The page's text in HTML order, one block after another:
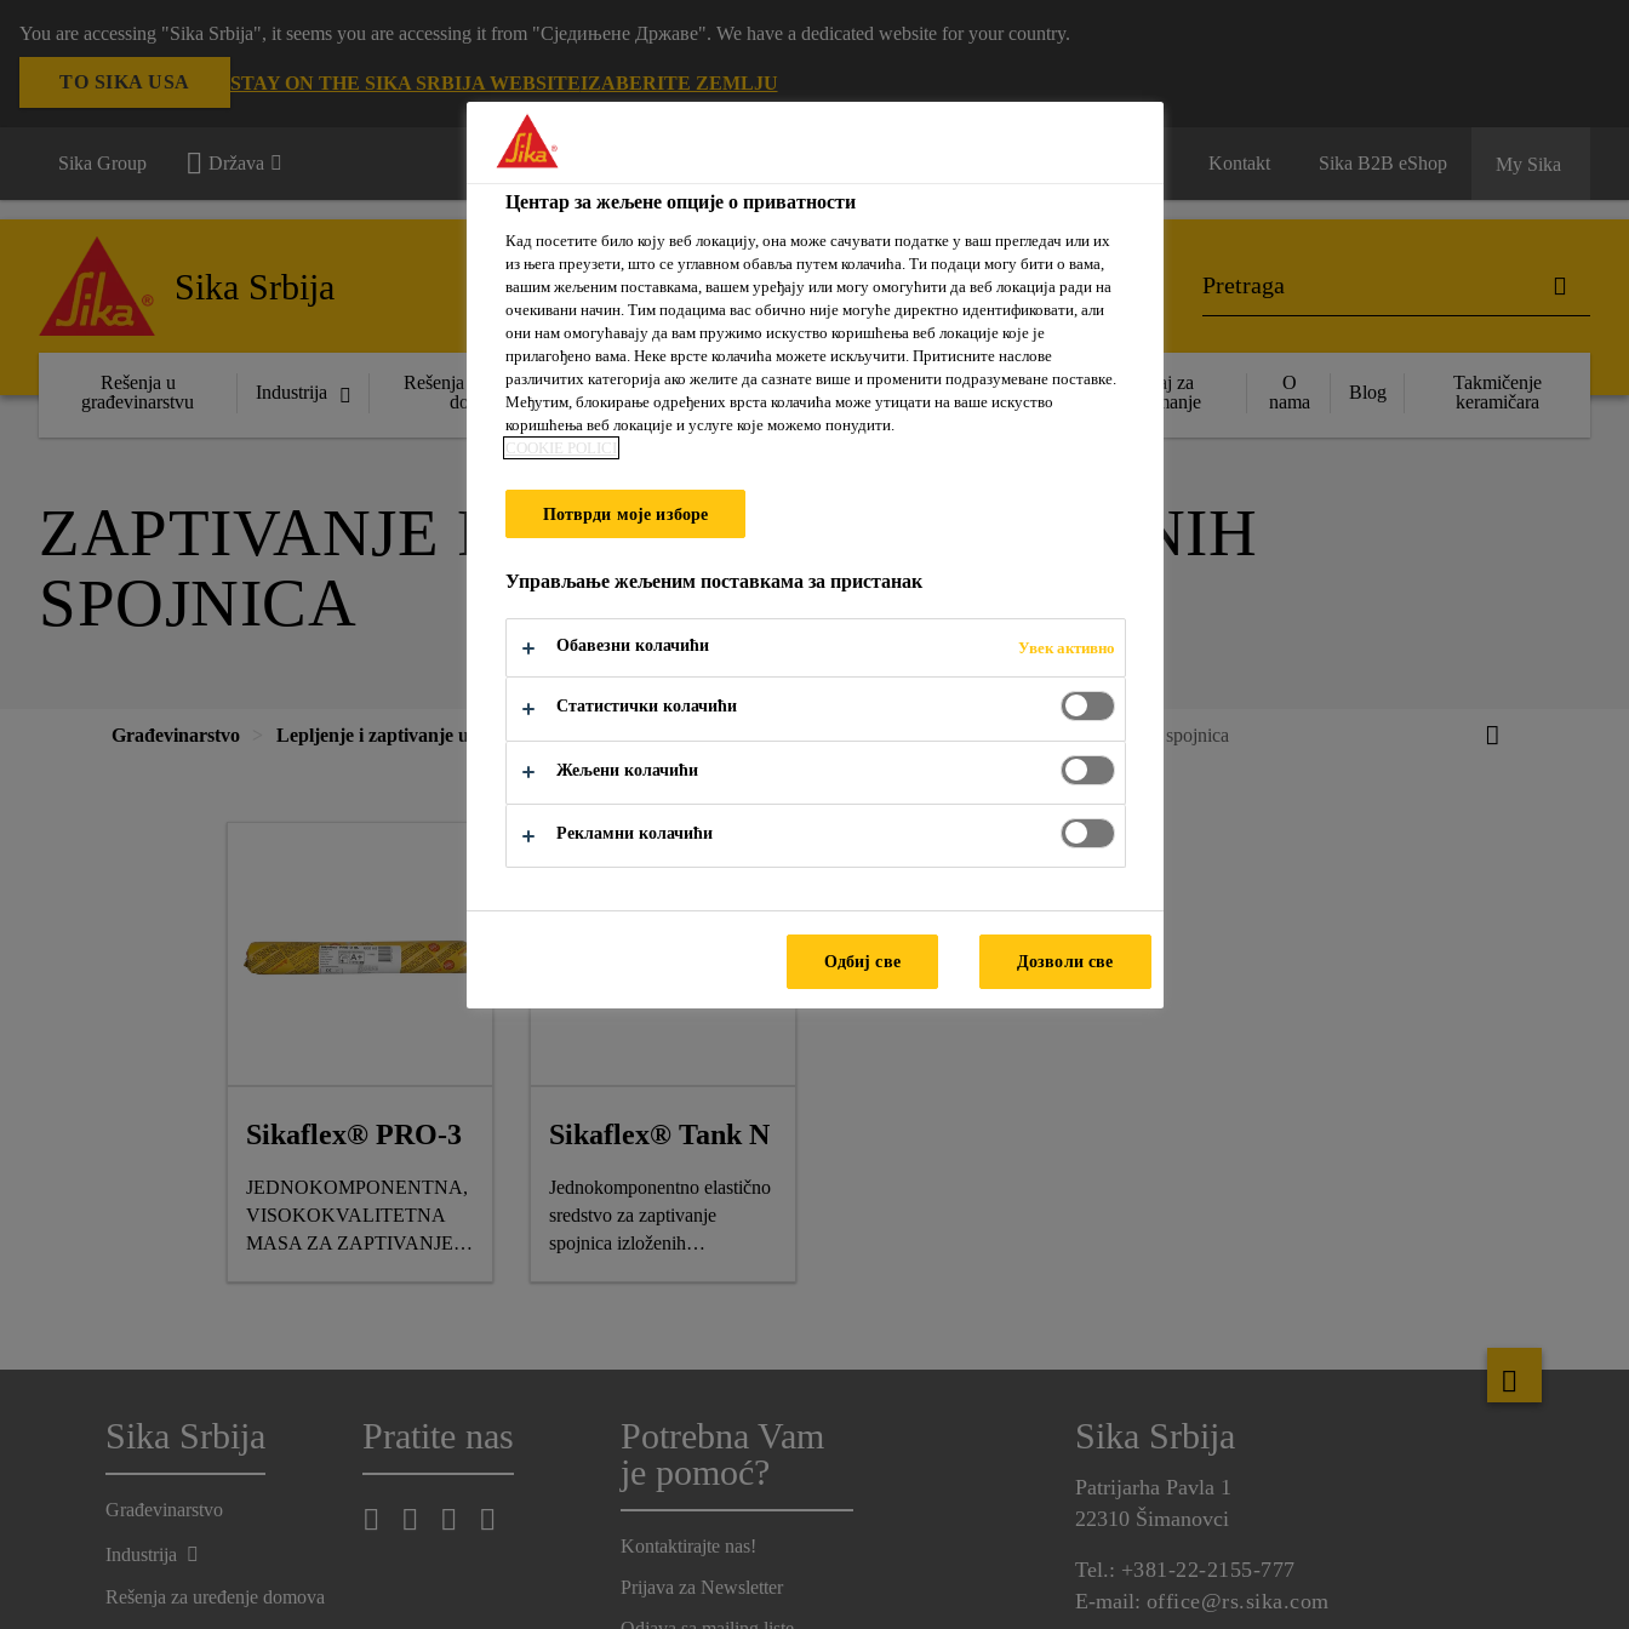
You are accessing "Sika Srbija", it seems you are accessing it from "Сједињене Државе". We have a dedicated website for your country.
TO SIKA USA STAY ON THE SIKA SRBIJA WEBSITEIZABERITE ZEMLJU
Sika Group Država Kontakt Sika B2B eShop My Sika
Sika Srbija
Rešenja u
građevinarstvu
Industrija
Rešenja za uređenje
domova
Prodajna
mesta
Održivi
razvoj
Reference Novosti
Sadržaj za
preuzimanje
O
nama
Blog
Takmičenje
keramičara
ZAPTIVANJE RADNIH I DILATACIONIH
SPOJNICA
Građevinarstvo Lepljenje i zaptivanje u građevinarstvu Zaptivanje radnih i dilatacionih spojnica
Sikaflex® PRO-3
JEDNOKOMPONENTNA,
VISOKOKVALITETNA
MASA ZA ZAPTIVANJE
Sikaflex® Tank N
Jednokomponentno elastično
sredstvo za zaptivanje
spojnica izloženih
Sika Srbija
Građevinarstvo
Industrija
Rešenja za uređenje domova
Pratite nas
Potrebna Vam
je pomoć?
Kontaktirajte nas!
Prijava za Newsletter
Sika Srbija
Patrijarha Pavla 1
22310 Šimanovci
Tel.: +381-22-2155-777
E-mail: office@rs.sika.com
Центар за жељене опције о приватности
Кад посетите било коју веб локацију, она може сачувати податке у ваш прегледач или их
из њега преузети, што се углавном обавља путем колачића. Ти подаци могу бити о вама,
вашим жељеним поставкама, вашем уређају или могу омогућити да веб локација ради на
очекивани начин. Тим подацима вас обично није могуће директно идентификовати, али
они нам омогућавају да вам пружимо искуство коришћења веб локације које је
прилагођено вама. Неке врсте колачића можете искључити. Притисните наслове
различитих категорија ако желите да сазнате више и променити подразумеване поставке.
Међутим, блокирање одређених врста колачића може утицати на ваше искуство
коришћења веб локације и услуге које можемо понудити.
COOKIE POLICI
Потврди моје изборе
Управљање жељеним поставкама за пристанак
Обавезни колачићи Увек активно
Статистички колачићи
Жељени колачићи
Рекламни колачићи
Одбиј све Дозволи све